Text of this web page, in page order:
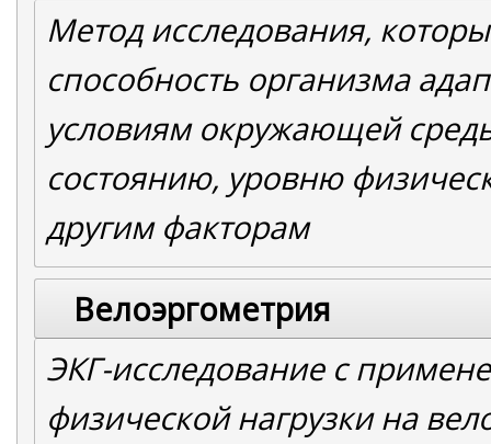
Метод исследования,
способность организма
условиям окружающей
состоянию, уровню
другим факторам
Велоэргометрия
ЭКГ-исследование с
физической нагрузки на